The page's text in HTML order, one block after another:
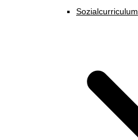
Sozialcurriculum